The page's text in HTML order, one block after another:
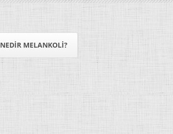
NEDIR MELANKOLI?